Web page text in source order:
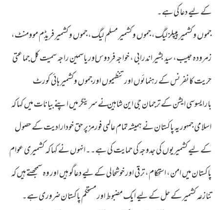
کے لیے دعا کی ہے۔
جموں و کشمیر پیپلز لیگ، جموں و کشمیر مسلم لیگ، جموں و کشمیر فریڈم موومنٹ،
زمرودہ حبیب، سید بشیر اندرابی ، خواجہ فردوس اور یاسمین راجہ سمیت کل جماعتی
حریت کانفرنس کے رہنمائوں اور تنظیموں اورجموں وکشمیر ہائی کورٹ
بارایسوسی ایشن کے ترجمان جی این شاہین نے سرینگر میں اپنے بیانات میں کہا کہ
اسلامی جمہوریہ پاکستان نے ہمیشہ تمام عالمی فورمز پر حق خودارادیت کے حصول
کے لیے کشمیریوں کی جدوجہ کی حمایت کی ہے۔۔انہوں نے کہا کہ کشمیری عوام
پاکستان میں امن، استحکام، ترقی اور خوشحالی کے لیے دعاگو ہیں اور وہ سمجھتے ہیں کہ
تنازعہ کشمیر کے حل کے لیے ایک مضبوط اور مستحکم پاکستان ضروری ہے۔